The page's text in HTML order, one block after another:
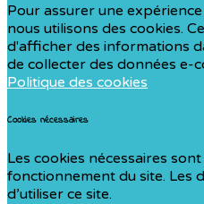
Pour assurer une
nous utilisons des cookies.
d'afficher des informations
de collecter des données e-
Politique des cookies
Cookies nécessaires
Les cookies nécessaires
fonctionnement du site. Les
d’utiliser ce site.